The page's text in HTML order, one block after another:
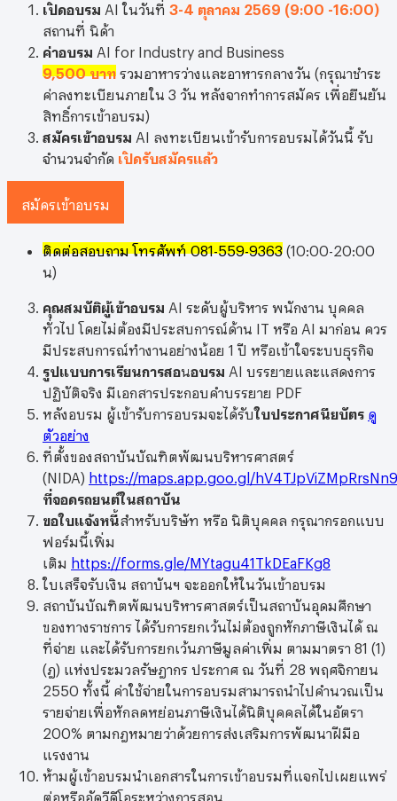
เปิดอบรม AI ในวันที่ 3-4 ตุลาคม 2569 (9:00 -16:00)
สถานที่ นิด้า
ค่าอบรม AI for Industry and Business
9,500 บาท รวมอาหารว่างและอาหารกลางวัน (กรุณาชำระ
ค่าลงทะเบียนภายใน 3 วัน หลังจากทำการสมัคร เพื่อยืนยัน
สิทธิ์การเข้าอบรม)
สมัครเข้าอบรม AI ลงทะเบียนเข้ารับการอบรมได้วันนี้ รับ
จำนวนจำกัด เปิดรับสมัครแล้ว
สมัครเข้าอบรม
ติดต่อสอบถาม โทรศัพท์ 081-559-9363 (10:00-20:00
น)
คุณสมบัติผู้เข้าอบรม AI ระดับผู้บริหาร พนักงาน บุคคล
ทั่วไป โดยไม่ต้องมีประสบการณ์ด้าน IT หรือ AI มาก่อน ควร
มีประสบการณ์ทำงานอย่างน้อย 1 ปี หรือเข้าใจระบบธุรกิจ
รูปแบบการเรียนการสอนอบรม AI บรรยายและแสดงการ
ปฏิบัติจริง มีเอกสารประกอบคำบรรยาย PDF
หลังอบรม ผู้เข้ารับการอบรมจะได้รับใบประกาศนียบัตร ดู
ตัวอย่าง
ที่ตั้งของสถาบันบัณฑิตพัฒนบริหารศาสตร์
(NIDA) https://maps.app.goo.gl/hV4TJpViZMpRrsNn9
ที่จอดรถยนต์ในสถาบัน
ขอใบแจ้งหนี้สำหรับบริษัท หรือ นิติบุคคล กรุณากรอกแบบ
ฟอร์มนี้เพิ่ม
เติม https://forms.gle/MYtagu41TkDEaFKg8
ใบเสร็จรับเงิน สถาบันฯ จะออกให้ในวันเข้าอบรม
สถาบันบัณฑิตพัฒนบริหารศาสตร์เป็นสถาบันอุดมศึกษา
ของทางราชการ ได้รับการยกเว้นไม่ต้องถูกหักภาษีเงินได้ ณ
ที่จ่าย และได้รับการยกเว้นภาษีมูลค่าเพิ่ม ตามมาตรา 81 (1)
(ฎ) แห่งประมวลรัษฎากร ประกาศ ณ วันที่ 28 พฤศจิกายน
2550 ทั้งนี้ ค่าใช้จ่ายในการอบรมสามารถนำไปคำนวณเป็น
รายจ่ายเพื่อหักลดหย่อนภาษีเงินได้นิติบุคคลได้ในอัตรา
200% ตามกฎหมายว่าด้วยการส่งเสริมการพัฒนาฝีมือ
แรงงาน
ห้ามผู้เข้าอบรมนำเอกสารในการเข้าอบรมที่แจกไปเผยแพร่
ต่อหรืออัดวีดีโอระหว่างการสอน